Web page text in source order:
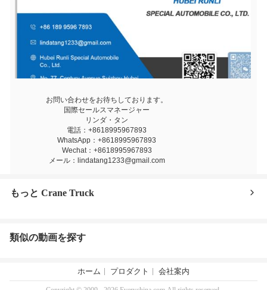
お問い合わせをお待ちしております。
国際セールスマネージャー
リンダ・タン
電話：+8618995967893
WhatsApp：+8618995967893
Wechat：+8618995967893
メール：lindatang1233@gmail.com
もっと Crane Truck
類似の動画を探す
ホーム プロダクト 会社案内